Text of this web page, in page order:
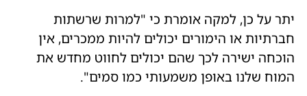
יתר על כן, למקה אומרת כי "למרות שרשתות
חברתיות או הימורים יכולים להיות ממכרים, אין
הוכחה ישירה לכך שהם יכולים לחווט מחדש את
המוח שלנו באופן משמעותי כמו סמים".